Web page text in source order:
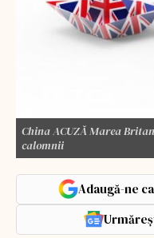
China ACUZĂ Marea
calomnii
Adaugă-ne